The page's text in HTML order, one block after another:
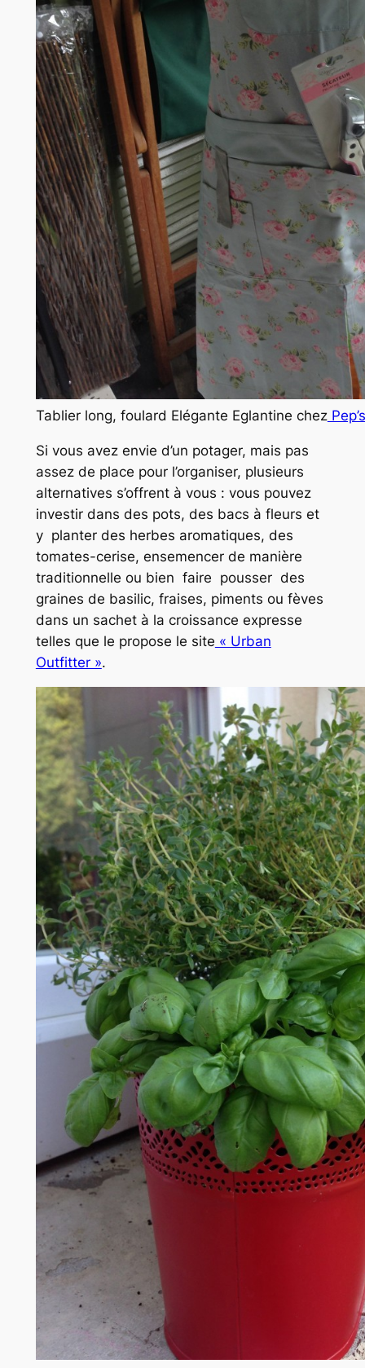
Tablier long, foulard Elégante Eglantine chez
Si vous avez envie d’un potager, mais pas
assez de place pour l’organiser, plusieurs
alternatives s’offrent à vous : vous pouvez
investir dans des pots, des bacs à fleurs et
y planter des herbes aromatiques, des
tomates-cerise, ensemencer de manière
traditionnelle ou bien faire pousser des
graines de basilic, fraises, piments ou fèves
dans un sachet à la croissance expresse
telles que le propose le site « Urban
Outfitter ».